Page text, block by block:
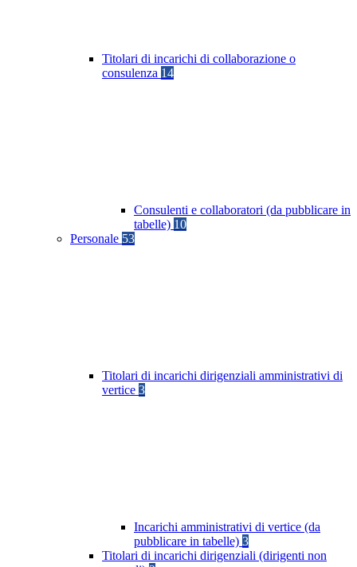
Titolari di incarichi di collaborazione o
consulenza 14
Consulenti e collaboratori (da pubblicare in
tabelle) 10
Personale 53
Titolari di incarichi dirigenziali amministrativi di
vertice 3
Incarichi amministrativi di vertice (da
pubblicare in tabelle) 3
Titolari di incarichi dirigenziali (dirigenti non